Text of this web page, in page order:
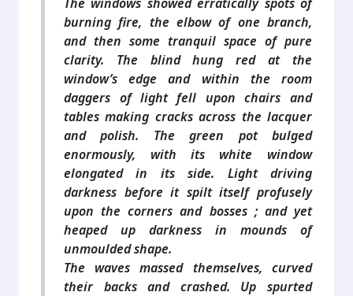
burning fire, the elbow of one branch,
and then some tranquil space of pure
clarity. The blind hung red at the
window’s edge and within the room
daggers of light fell upon chairs and
tables making cracks across the lacquer
and polish. The green pot bulged
enormously, with its white window
elongated in its side. Light driving
darkness before it spilt itself profusely
upon the corners and bosses ; and yet
heaped up darkness in mounds of
unmoulded shape.
The waves massed themselves, curved
their backs and crashed. Up spurted